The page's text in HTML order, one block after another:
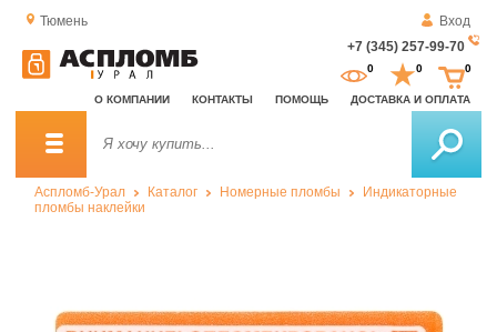
Тюмень
Вход
+7 (345) 257-99-70
О КОМПАНИИ КОНТАКТЫ ПОМОЩЬ ДОСТАВКА И ОПЛАТА
0 0 0
Аспломб-Урал Каталог Номерные пломбы
Индикаторные
пломбы наклейки